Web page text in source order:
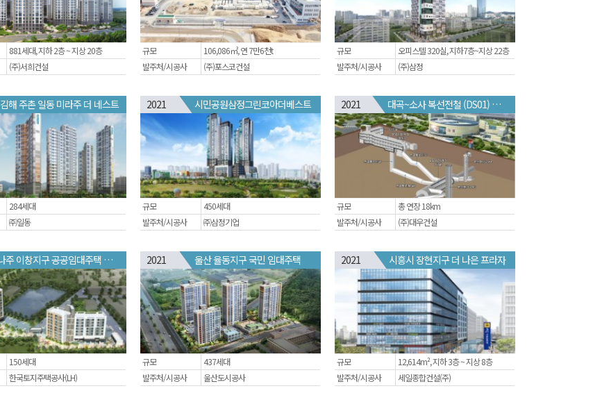
881세대, 지하 2층 ~ 지상 20층
(주)서희건설
규모
106,086㎡, 연 7만6천t
발주처/시공사
(주)포스코건설
규모
오피스텔 320실, 지하7층~지상 22층
발주처/시공사
(주)삼정
김해 주촌 일동 미라주 더 네스트
284세대
㈜일동
2021 시민공원삼정그린코아더베스트
규모
450세대
발주처/시공사
㈜삼정기업
2021 대곡~소사 복선전철 (DS01) 정거장
규모
총 연장 18km
발주처/시공사
(주)대우건설
나주 이창지구 공공임대주택 건립사업
150세대
한국토지주택공사(LH)
2021 울산 율동지구 국민 임대주택
규모
437세대
발주처/시공사
울산도시공사
2021 시흥시 장현지구 더 나은 프라자
규모
12,614m², 지하 3층 ~ 지상 8층
발주처/시공사
세일종합건설(주)